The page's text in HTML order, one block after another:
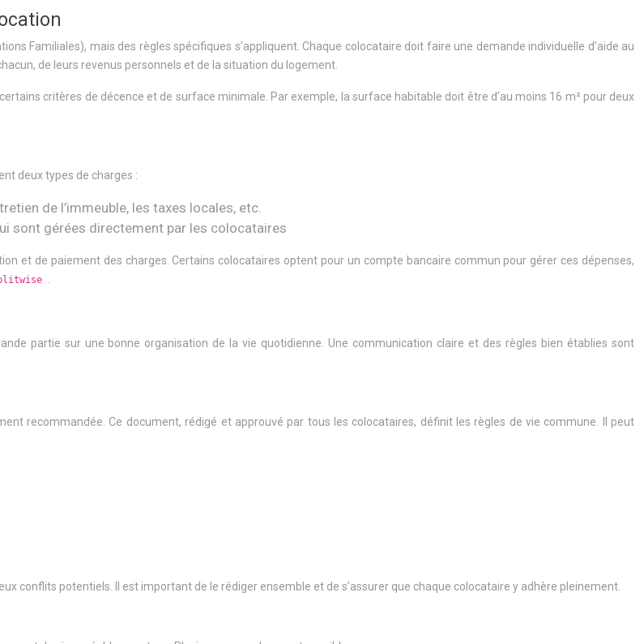
Familiales), mais des règles spécifiques s’appliquent. Chaque colocataire doit faire une demande individuelle d’aide au
de leurs revenus personnels et de la situation du logement.
critères de décence et de surface minimale. Par exemple, la surface habitable doit être d’au moins 16 m² pour deux
deux types de charges :
de l’immeuble, les taxes locales, etc.
sont gérées directement par les colocataires
et de paiement des charges. Certains colocataires optent pour un compte bancaire commun pour gérer ces dépenses,
partie sur une bonne organisation de la vie quotidienne. Une communication claire et des règles bien établies sont
recommandée. Ce document, rédigé et approuvé par tous les colocataires, définit les règles de vie commune. Il peut
conflits potentiels. Il est important de le rédiger ensemble et de s’assurer que chaque colocataire y adhère pleinement.